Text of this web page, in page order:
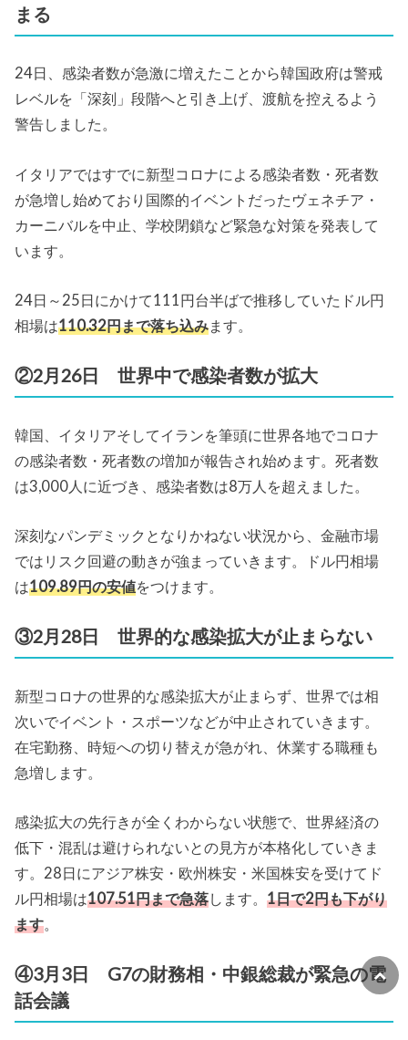
まる
24日、感染者数が急激に増えたことから韓国政府は警戒
レベルを「深刻」段階へと引き上げ、渡航を控えるよう
警告しました。
イタリアではすでに新型コロナによる感染者数・死者数
が急増し始めており国際的イベントだったヴェネチア・
カーニバルを中止、学校閉鎖など緊急な対策を発表して
います。
24日～25日にかけて111円台半ばで推移していたドル円
相場は110.32円まで落ち込みます。
②2月26日 世界中で感染者数が拡大
韓国、イタリアそしてイランを筆頭に世界各地でコロナ
の感染者数・死者数の増加が報告され始めます。死者数
は3,000人に近づき、感染者数は8万人を超えました。
深刻なパンデミックとなりかねない状況から、金融市場
ではリスク回避の動きが強まっていきます。ドル円相場
は109.89円の安値をつけます。
③2月28日 世界的な感染拡大が止まらない
新型コロナの世界的な感染拡大が止まらず、世界では相
次いでイベント・スポーツなどが中止されていきます。
在宅勤務、時短への切り替えが急がれ、休業する職種も
急増します。
感染拡大の先行きが全くわからない状態で、世界経済の
低下・混乱は避けられないとの見方が本格化していきま
す。28日にアジア株安・欧州株安・米国株安を受けてド
ル円相場は107.51円まで急落します。1日で2円も下がり
ます。
④3月3日 G7の財務相・中銀総裁が緊急の電
話会議